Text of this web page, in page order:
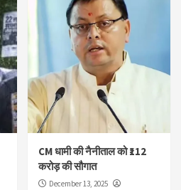
CM धामी की नैनीताल को ₹112
करोड़ की सौगात
December 13, 2025